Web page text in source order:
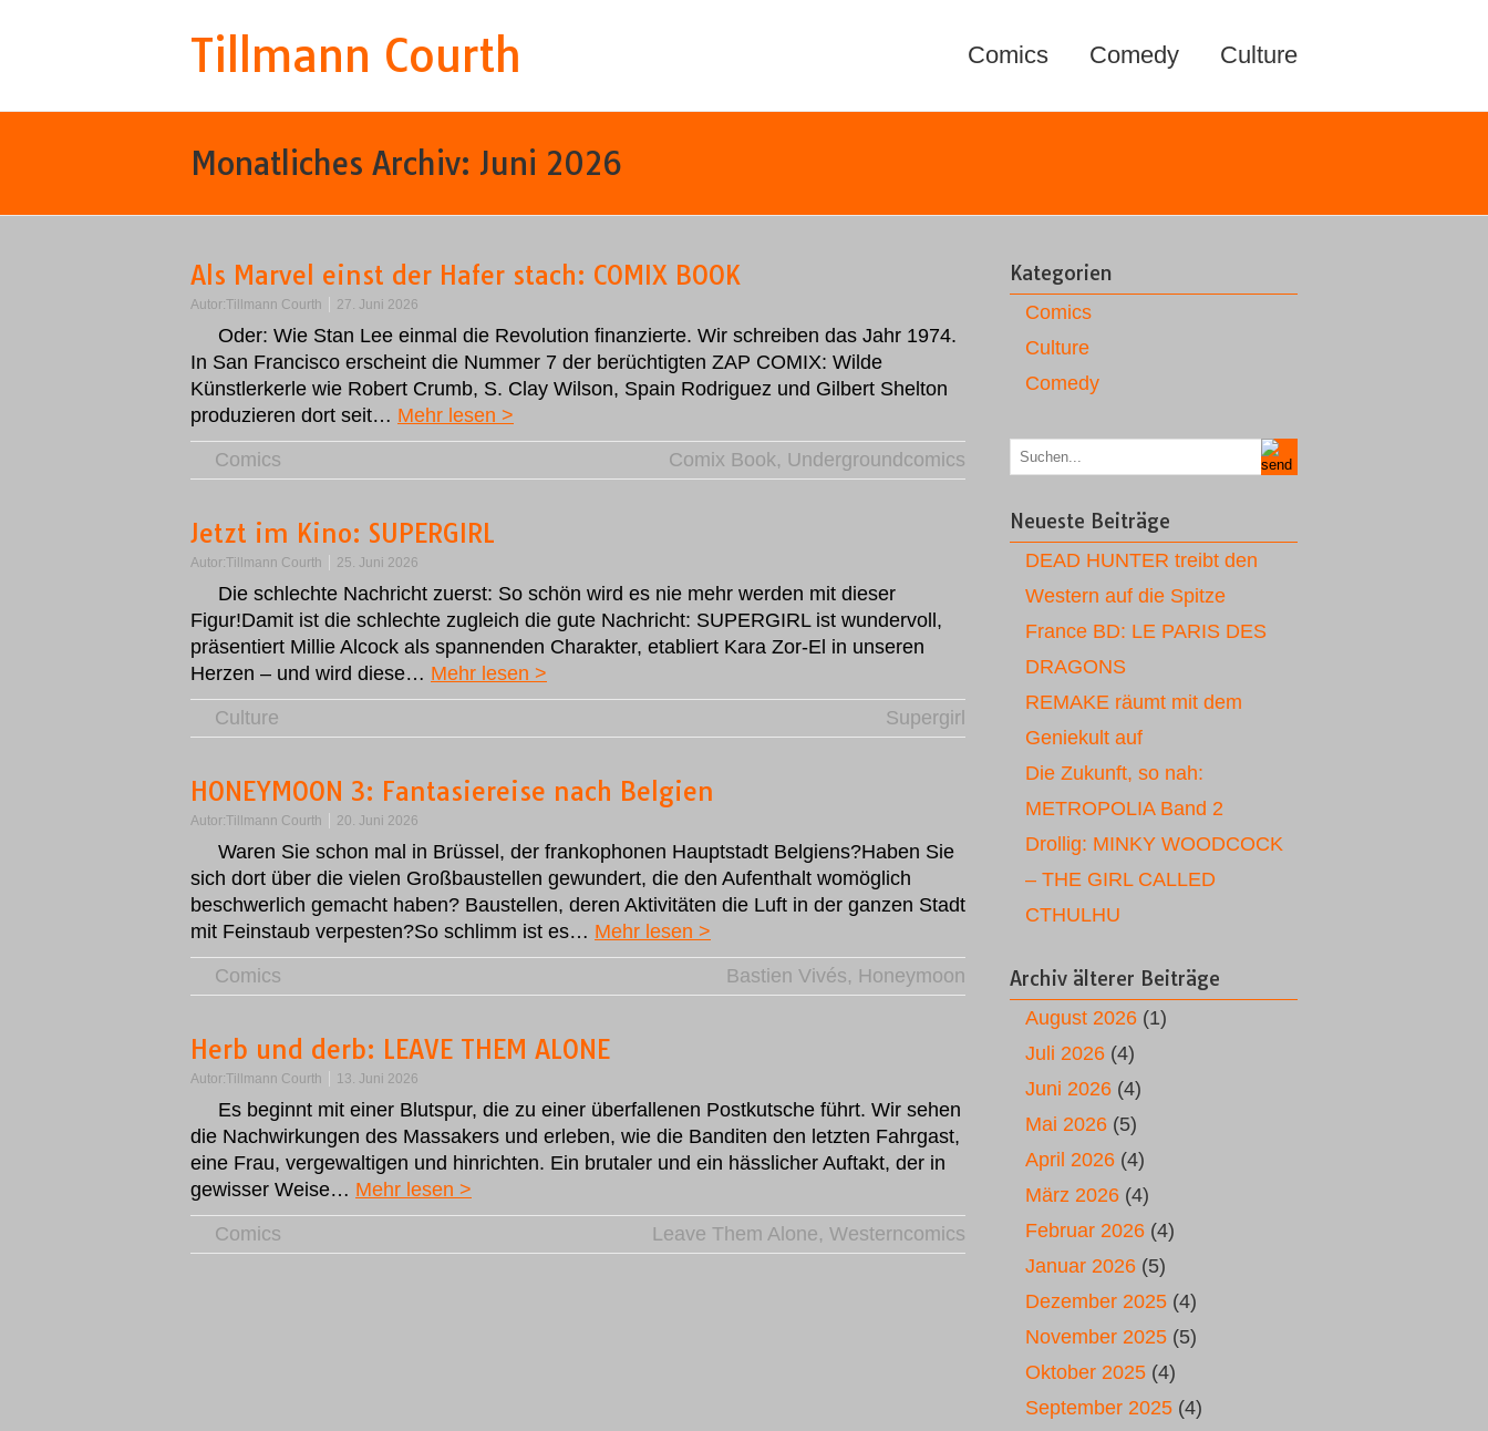
Tillmann Courth Comics Comedy Culture
Monatliches Archiv: Juni 2026
Als Marvel einst der Hafer stach: COMIX BOOK
Autor:Tillmann Courth 27. Juni 2026
Oder: Wie Stan Lee einmal die Revolution finanzierte. Wir schreiben das Jahr 1974.
In San Francisco erscheint die Nummer 7 der berüchtigten ZAP COMIX: Wilde
Künstlerkerle wie Robert Crumb, S. Clay Wilson, Spain Rodriguez und Gilbert Shelton
produzieren dort seit… Mehr lesen >
Comics
Comix Book, Undergroundcomics
Jetzt im Kino: SUPERGIRL
Autor:Tillmann Courth 25. Juni 2026
Die schlechte Nachricht zuerst: So schön wird es nie mehr werden mit dieser
Figur!Damit ist die schlechte zugleich die gute Nachricht: SUPERGIRL ist wundervoll,
präsentiert Millie Alcock als spannenden Charakter, etabliert Kara Zor-El in unseren
Herzen – und wird diese… Mehr lesen >
Culture
Supergirl
HONEYMOON 3: Fantasiereise nach Belgien
Autor:Tillmann Courth 20. Juni 2026
Waren Sie schon mal in Brüssel, der frankophonen Hauptstadt Belgiens?Haben Sie
sich dort über die vielen Großbaustellen gewundert, die den Aufenthalt womöglich
beschwerlich gemacht haben? Baustellen, deren Aktivitäten die Luft in der ganzen Stadt
mit Feinstaub verpesten?So schlimm ist es… Mehr lesen >
Comics
Bastien Vivés, Honeymoon
Herb und derb: LEAVE THEM ALONE
Autor:Tillmann Courth 13. Juni 2026
Es beginnt mit einer Blutspur, die zu einer überfallenen Postkutsche führt. Wir sehen
die Nachwirkungen des Massakers und erleben, wie die Banditen den letzten Fahrgast,
eine Frau, vergewaltigen und hinrichten. Ein brutaler und ein hässlicher Auftakt, der in
gewisser Weise… Mehr lesen >
Comics
Leave Them Alone, Westerncomics
Kategorien
Comics
Culture
Comedy
Neueste Beiträge
DEAD HUNTER treibt den
Western auf die Spitze
France BD: LE PARIS DES
DRAGONS
REMAKE räumt mit dem
Geniekult auf
Die Zukunft, so nah:
METROPOLIA Band 2
Drollig: MINKY WOODCOCK
– THE GIRL CALLED
CTHULHU
Archiv älterer Beiträge
August 2026 (1)
Juli 2026 (4)
Juni 2026 (4)
Mai 2026 (5)
April 2026 (4)
März 2026 (4)
Februar 2026 (4)
Januar 2026 (5)
Dezember 2025 (4)
November 2025 (5)
Oktober 2025 (4)
September 2025 (4)